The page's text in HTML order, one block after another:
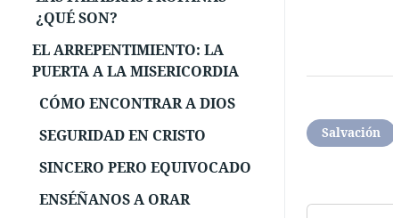
¿QUÉ SON?
EL ARREPENTIMIENTO: LA
PUERTA A LA MISERICORDIA
CÓMO ENCONTRAR A DIOS
SEGURIDAD EN CRISTO
SINCERO PERO EQUIVOCADO
ENSÉÑANOS A ORAR
Salvación